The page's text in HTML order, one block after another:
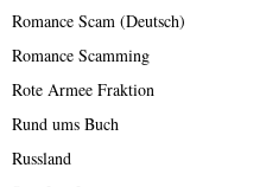
Romance Scam (Deutsch)
Romance Scamming
Rote Armee Fraktion
Rund ums Buch
Russland